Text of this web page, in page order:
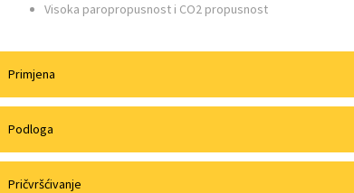
Visoka paropropusnost i CO2 propusnost
Primjena
Podloga
Pričvršćivanje